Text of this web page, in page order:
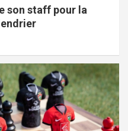
son staff pour la